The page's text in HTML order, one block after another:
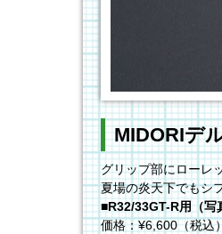
MIDORIデ
グリップ部にローレ
夏場の炎天下でもシ
■R32/33GT-R用（写
価格：¥6,600（税込